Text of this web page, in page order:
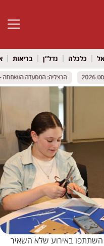
פתח
כלכלה נדל"ן בריאות
הרצליה: המסעדה הושחתה –
הרצליה: המסעדה הושחתה –
באירוע שלא השאיר